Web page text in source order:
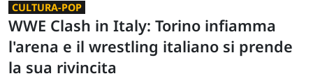
CULTURA-POP
WWE Clash in Italy: Torino infiamma
l'arena e il wrestling italiano si prende
la sua rivincita